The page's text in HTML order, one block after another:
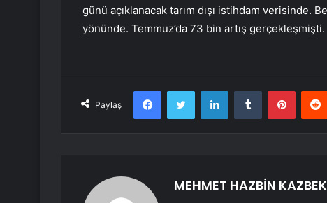
günü açıklanacak tarım dışı istihdam verisinde.
yönünde. Temmuz’da 73 bin artış gerçekleşmişti.
Paylaş
FacebookTwitter LinkedInTumblr
MEHMET HAZBİN KAZBEK